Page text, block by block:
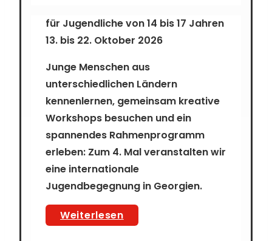
für Jugendliche von 14 bis 17 Jahren
13. bis 22. Oktober 2026
Junge Menschen aus
unterschiedlichen Ländern
kennenlernen, gemeinsam kreative
Workshops besuchen und ein
spannendes Rahmenprogramm
erleben: Zum 4. Mal veranstalten wir
eine internationale
Jugendbegegnung in Georgien.
Weiterlesen4.